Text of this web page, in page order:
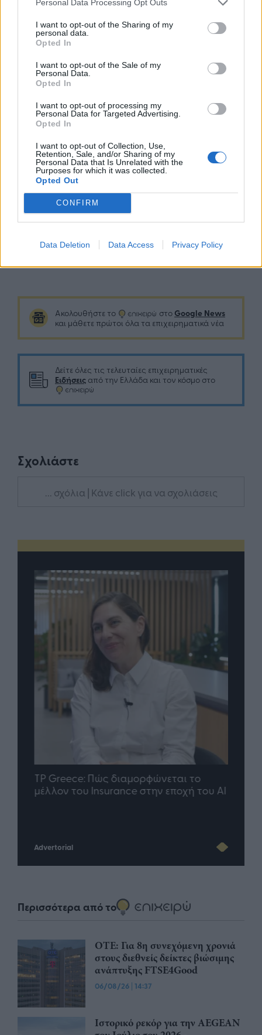
Personal Data Processing Opt Outs
I want to opt-out of the Sharing of my
personal data.
Opted In
I want to opt-out of the Sale of my
Personal Data.
Opted In
I want to opt-out of processing my
Personal Data for Targeted Advertising.
Opted In
I want to opt-out of Collection, Use,
Retention, Sale, and/or Sharing of my
Personal Data that Is Unrelated with the
Purposes for which it was collected.
Opted Out
CONFIRM
Data Deletion Data Access Privacy Policy
ζουμερό μπιφτέκι βοδινού κρέατος,
τυροκροκέτα με μανιτάρια, τραγανό
κρεμμύδι, πίκλες, φρέσκια τομάτα, μαρούλι
iceberg, τυρί και σάλτσα Three Pepper, σε
αφράτο ψωμάκι με σπόρους παπαρούνας.
Το Anniversary Chicken Burger αποτελείται
τομάτα, μαρούλι iceberg και σάλτσα BΒQ με
κρεμμύδι, σε αφράτο ψωμάκι με σπόρους
Το Anniversary Vegetarian Burger
αποτελείται από λαχταριστό φυτικό
μπιφτέκι, τυρί, φρέσκια τομάτα, κρεμμύδι,
μαρούλι iceberg, σάλτσα μαγιονέζας και
ketchup, σε αφράτο ψωμάκι με σπόρους
παπαρούνας.
Ακολουθήστε το στο Google News
και μάθετε πρώτοι όλα τα επιχειρηματικά νέα
Δείτε όλες τις τελευταίες επιχειρηματικές
Ειδήσεις από την Ελλάδα και τον κόσμο στο
Σχολιάστε
... σχόλια | Κάνε click για να σχολιάσεις
TP Greece: Πώς διαμορφώνεται το
μέλλον του Insurance στην εποχή του AI
Advertorial
Περισσότερα από το
ΟΤΕ: Για 8η συνεχόμενη χρονιά
στους διεθνείς δείκτες βιώσιμης
ανάπτυξης FTSE4Good
06/08/26 | 14:37
Ιστορικό ρεκόρ για την AEGEAN